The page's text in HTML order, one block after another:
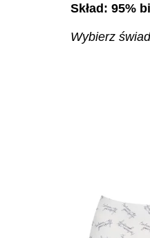
Skład: 95%
Wybierz